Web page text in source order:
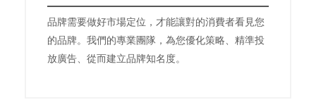
品牌需要做好市場定位，才能讓對的消費者看見您
的品牌。我們的專業團隊，為您優化策略、精準投
放廣告、從而建立品牌知名度。